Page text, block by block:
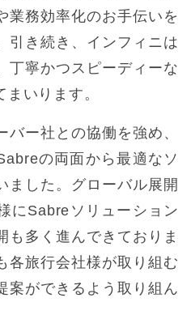
業務効率化のお手伝いを
引き続き、インフィニは
丁寧かつスピーディーな
いります。
バー社との協働を強め、
の両面から最適なソ
ました。グローバル展開
にSabreソリューション
も多く進んできておりま
各旅行会社様が取り組む
案ができるよう取り組ん